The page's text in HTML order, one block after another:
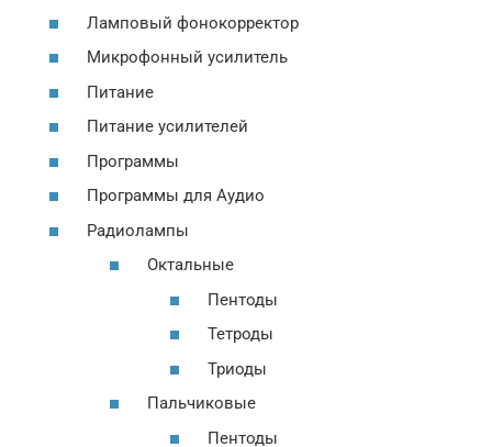
Ламповый фонокорректор
Микрофонный усилитель
Питание
Питание усилителей
Программы
Программы для Аудио
Радиолампы
Октальные
Пентоды
Тетроды
Триоды
Пальчиковые
Пентоды